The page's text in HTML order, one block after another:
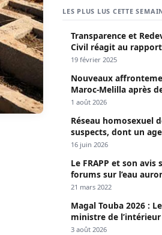
LES PLUS LUS CETTE
Transparence et
Civil réagit au
comptes
19 février 2025
Nouveaux
Maroc-Melilla après
passage
1 août 2026
Réseau homosexuel
suspects, dont un
Keur Massar ; l’un
16 juin 2026
Le FRAPP et son
forums sur l’eau
Dakar »
21 mars 2022
Magal Touba 2026 :
ministre de
routière
3 août 2026